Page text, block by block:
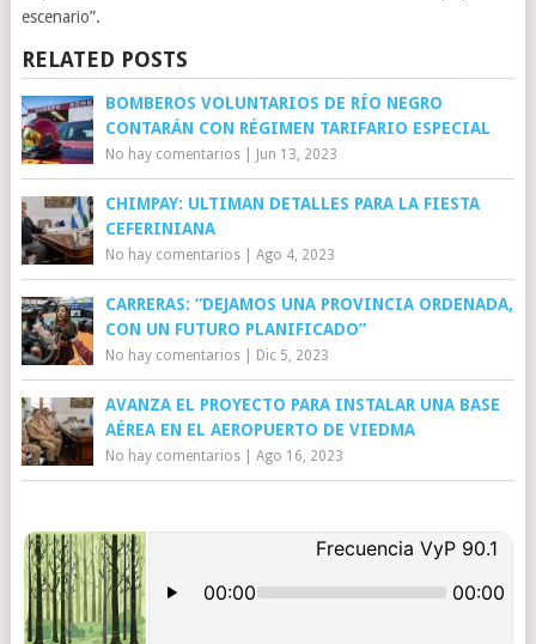
escenario”.
RELATED POSTS
BOMBEROS VOLUNTARIOS DE RÍO NEGRO
CONTARÁN CON RÉGIMEN TARIFARIO ESPECIAL
No hay comentarios| Jun 13, 2023
CHIMPAY: ULTIMAN DETALLES PARA LA FIESTA
CEFERINIANA
No hay comentarios| Ago 4, 2023
CARRERAS: “DEJAMOS UNA PROVINCIA ORDENADA,
CON UN FUTURO PLANIFICADO”
No hay comentarios| Dic 5, 2023
AVANZA EL PROYECTO PARA INSTALAR UNA BASE
AÉREA EN EL AEROPUERTO DE VIEDMA
No hay comentarios| Ago 16, 2023